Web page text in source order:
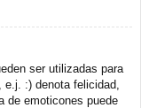
ser utilizadas para
:) denota felicidad,
de emoticones puede